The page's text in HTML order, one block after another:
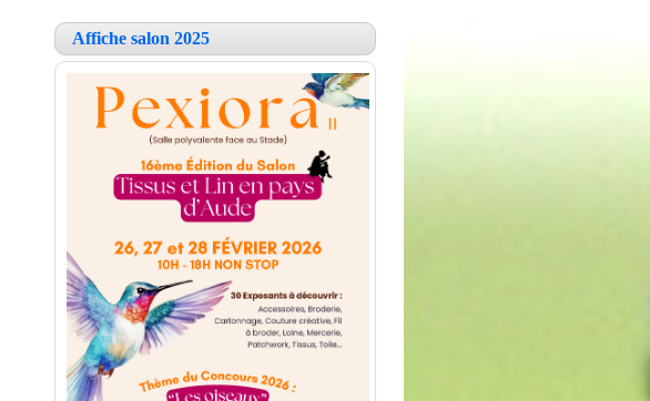
Affiche salon 2025